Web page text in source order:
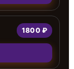
1800 ₽